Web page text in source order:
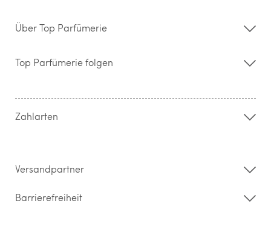
Über Top Parfümerie
Storefinder
Kontakt
Widerrufsrecht & Rückgabebedingungen
Top Parfümerie folgen
Zahlarten
Versandpartner
Barrierefreiheit